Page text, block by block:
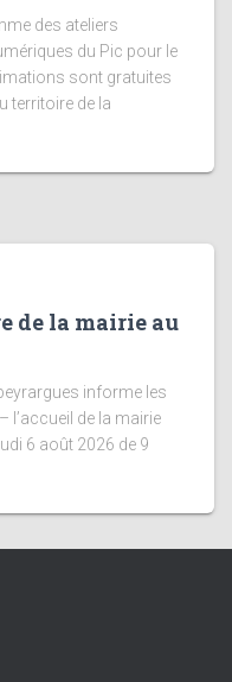
des ateliers
du Pic pour le
sont gratuites
territoire de la
de la mairie au
informe les
l’accueil de la mairie
6 août 2026 de 9